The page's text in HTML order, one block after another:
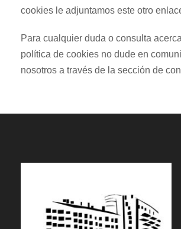
cookies le adjuntamos este otro
Para cualquier duda o consulta
política de cookies no dude en
nosotros a través de la sección de